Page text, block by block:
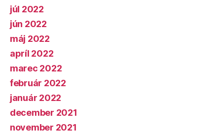
júl 2022
jún 2022
máj 2022
apríl 2022
marec 2022
február 2022
január 2022
december 2021
november 2021